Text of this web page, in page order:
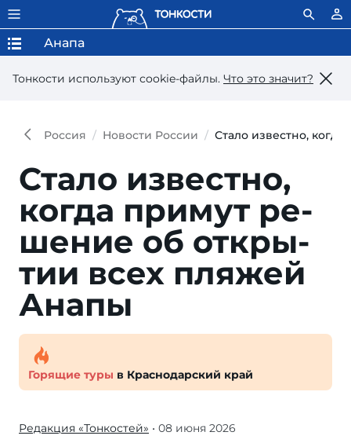
Тонкости используют сookie-файлы. Что это значит?
Анапа
Россия Новости России Стало известно,
Стало известно,
ког­да при­мут ре­
ше­ние об от­кры­
тии всех пля­жей
Анапы
Горящие туры в Краснодарский край
Редакция «Тонкостей» • 08 июня 2026